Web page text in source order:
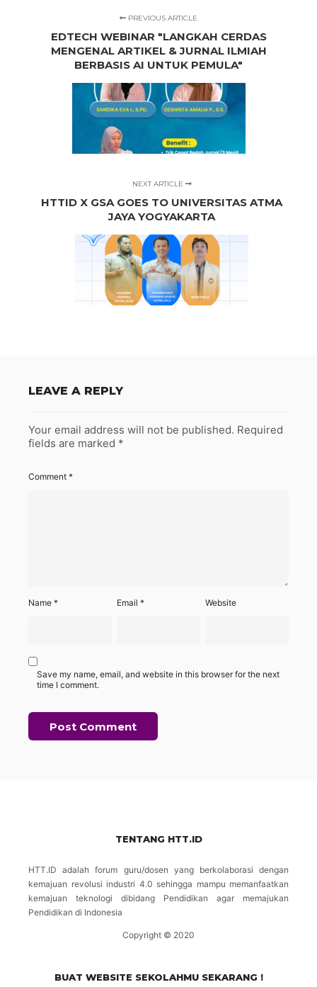
PREVIOUS ARTICLE
EDTECH WEBINAR "LANGKAH CERDAS
MENGENAL ARTIKEL & JURNAL ILMIAH
BERBASIS AI UNTUK PEMULA"
NEXT ARTICLE
HTTID X GSA GOES TO UNIVERSITAS ATMA
JAYA YOGYAKARTA
LEAVE A REPLY
Your email address will not be published. Required
fields are marked *
Comment *
Name * Email* Website
Save my name, email, and website in this browser for the next
time I comment.
TENTANG HTT.ID
HTT.ID adalah forum guru/dosen yang berkolaborasi dengan
kemajuan revolusi industri 4.0 sehingga mampu memanfaatkan
kemajuan teknologi dibidang Pendidikan agar memajukan
Pendidikan di Indonesia
Copyright © 2020
BUAT WEBSITE SEKOLAHMU SEKARANG !